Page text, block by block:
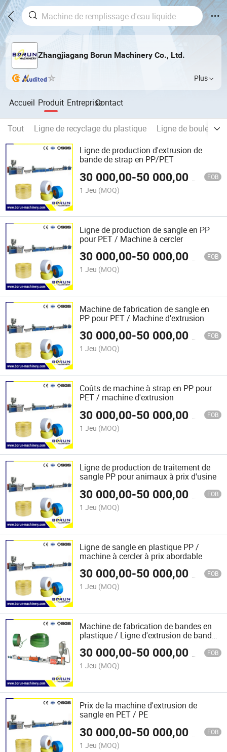
Zhangjiagang Borun Machinery Co., Ltd.
Plus
Accueil Produit EntrepriseContact
Tout Ligne de recyclage du plastique
Ligne de
Ligne de production d'extrusion de
bande de strap en PP/PET
30 000,00-50 000,00 FOB
1 Jeu (MOQ)
Ligne de production de sangle en PP
pour PET / Machine à cercler
30 000,00-50 000,00 FOB
1 Jeu (MOQ)
Machine de fabrication de sangle en
PP pour PET / Machine d'extrusion
30 000,00-50 000,00 FOB
1 Jeu (MOQ)
Coûts de machine à strap en PP pour
PET / machine d'extrusion
30 000,00-50 000,00 FOB
1 Jeu (MOQ)
Ligne de production de traitement de
sangle PP pour animaux à prix d'usine
30 000,00-50 000,00 FOB
1 Jeu (MOQ)
Ligne de sangle en plastique PP /
machine à cercler à prix abordable
30 000,00-50 000,00 FOB
1 Jeu (MOQ)
Machine de fabrication de bandes en
plastique / Ligne d'extrusion de bandes
30 000,00-50 000,00 FOB
1 Jeu (MOQ)
Prix de la machine d'extrusion de
sangle en PET / PE
30 000,00-50 000,00 FOB
1 Jeu (MOQ)